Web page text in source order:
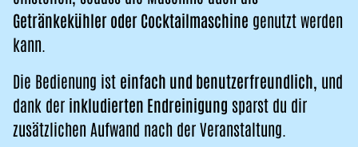
Getränkekühler oder Cocktailmaschine genutzt werden
kann.
Die Bedienung ist einfach und benutzerfreundlich , und
dank der inkludierten Endreinigung sparst du dir
zusätzlichen Aufwand nach der Veranstaltung.